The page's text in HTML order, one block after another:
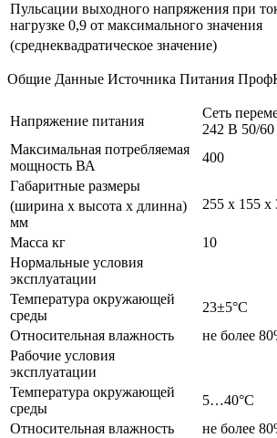
Пульсации выходного напряжения при
нагрузке 0,9 от максимального значения
(среднеквадратическое значение)
Общие Данные Источника Питания
Напряжение питания
Сеть
242 В 50/
Максимальная потребляемая
мощность ВА
400
Габаритные размеры
255 х 155 х
(ширина х высота х длинна)
мм
Масса кг
10
Нормальные условия
эксплуатации
Температура окружающей
среды
23±5°С
Относительная влажность
не более
Рабочие условия
эксплуатации
Температура окружающей
среды
5…40°С
Относительная влажность
не более